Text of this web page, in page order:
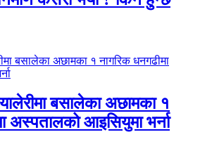
बसालेका अछामका १
अस्पतालको आइसियुमा भर्ना